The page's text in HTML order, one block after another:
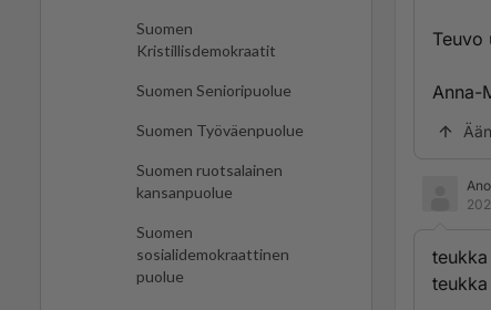
Suomen
Kristillisdemokraatit
Suomen Senioripuolue
Suomen Työväenpuolue
Suomen ruotsalainen
kansanpuolue
Suomen
sosialidemokraattinen
puolue
Teuvo
Anna-